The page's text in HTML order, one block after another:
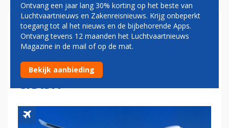
AIRBUS TEKENT PROTEST
AAN TEGEN VEROORDELING
IN ZAAK ROND AIR FRANCE-
CRASH
Ontvang een jaar lang 30% korting op het beste van
Luchtvaartnieuws en Zakenreisnieuws. Krijg onbeperkt
toegang tot al het nieuws en de bijbehorende Apps.
Ontvang tevens 12 maanden het Luchtvaartnieuws
Magazine in de mail of op de mat.
Bekijk aanbieding